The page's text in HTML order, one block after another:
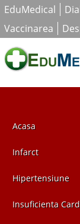
EduMedical
Vaccinarea
Acasa
Infarct
Hipertensiune
Insuficienta